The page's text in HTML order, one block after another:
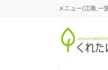
メニュー(江南,一